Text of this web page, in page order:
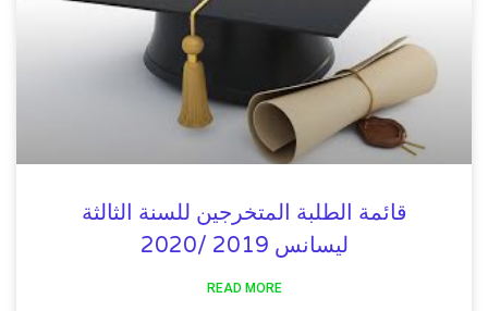
قائمة الطلبة المتخرجين للسنة الثالثة
ليسانس 2019 /2020
READ MORE